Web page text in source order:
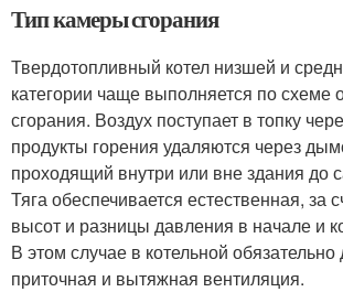
Тип камеры сгорания
Твердотопливный котел низшей и
категории чаще выполняется по схеме
сгорания. Воздух поступает в топку
продукты горения удаляются через
проходящий внутри или вне здания до
Тяга обеспечивается естественная, за
высот и разницы давления в начале и
В этом случае в котельной
приточная и вытяжная вентиляция.